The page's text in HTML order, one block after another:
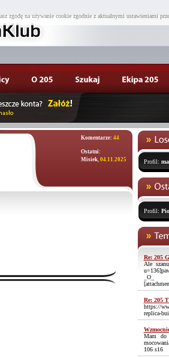
zgodę na używanie cookie zgodnie z aktualnymi ustawieniami
Komentarze: 44
Ostatni:
Misiek, 04.11.2025 Profil:
Profil:
Re: 205
Ale
_O_
Re: 205
https://
replica-
Mam do
106 s16